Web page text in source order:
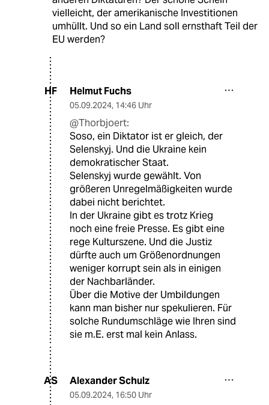
vielleicht, der amerikanische Investitionen
umhüllt. Und so ein Land soll ernsthaft Teil der
EU werden?
HF Helmut Fuchs
05.09.2024, 14:46 Uhr
@Thorbjoert:
Soso, ein Diktator ist er gleich, der
Selenskyj. Und die Ukraine kein
demokratischer Staat.
Selenskyj wurde gewählt. Von
größeren Unregelmäßigkeiten wurde
dabei nicht berichtet.
In der Ukraine gibt es trotz Krieg
noch eine freie Presse. Es gibt eine
rege Kulturszene. Und die Justiz
dürfte auch um Größenordnungen
weniger korrupt sein als in einigen
der Nachbarländer.
Über die Motive der Umbildungen
kann man bisher nur spekulieren. Für
solche Rundumschläge wie Ihren sind
sie m.E. erst mal kein Anlass.
AS Alexander Schulz
05.09.2024, 16:50 Uhr